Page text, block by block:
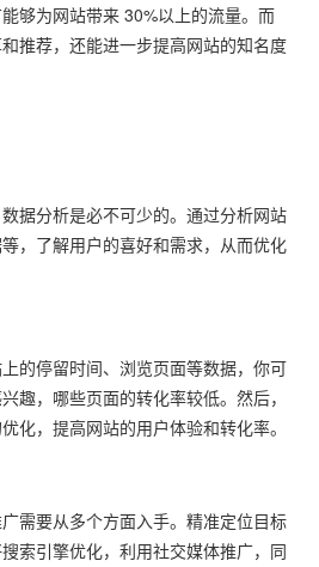
够为网站带来 30%以上的流量。而
推荐，还能进一步提高网站的知名度
据分析是必不可少的。通过分析网站
，了解用户的喜好和需求，从而优化
的停留时间、浏览页面等数据，你可
趣，哪些页面的转化率较低。然后，
化，提高网站的用户体验和转化率。
需要从多个方面入手。精准定位目标
索引擎优化，利用社交媒体推广，同